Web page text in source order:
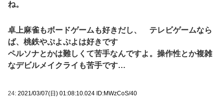
ね。
卓上麻雀もボードゲームも好きだし、 テレビゲームなら
ば、桃鉄やぷよぷよは好きです
ペルソナとかは難しくて苦手なんですよ。操作性とか複雑
なデビルメイクライも苦手です…
24: 2021/03/07(日) 01:08:10.024 ID:MWzCoS/40